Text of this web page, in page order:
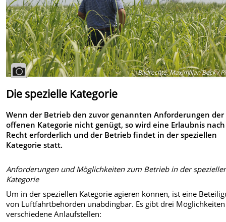
Bildrechte:Maximilian Beck /
Die spezielle Kategorie
Wenn der Betrieb den zuvor genannten Anforderungen der
offenen Kategorie nicht genügt, so wird eine Erlaubnis nach
Recht erforderlich und der Betrieb findet in der speziellen
Kategorie statt.
Anforderungen und Möglichkeiten zum Betrieb in der
Kategorie
Um in der speziellen Kategorie agieren können, ist eine
von Luftfahrtbehörden unabdingbar. Es gibt drei
verschiedene Anlaufstellen: